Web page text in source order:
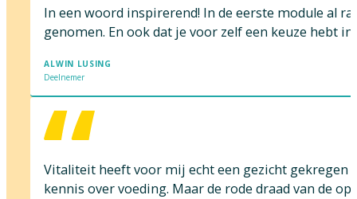
In een woord inspirerend! In de eerste module al
genomen. En ook dat je voor zelf een keuze hebt
ALWIN LUSING
Deelnemer
Vitaliteit heeft voor mij echt een gezicht
kennis over voeding. Maar de rode draad van de